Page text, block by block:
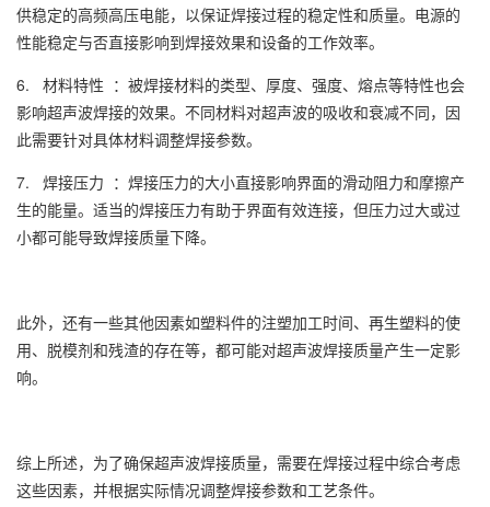
供稳定的高频高压电能，以保证焊接过程的稳定性和质量。电源的
性能稳定与否直接影响到焊接效果和设备的工作效率。
6. 材料特性 ：被焊接材料的类型、厚度、强度、熔点等特性也会
影响超声波焊接的效果。不同材料对超声波的吸收和衰减不同，因
此需要针对具体材料调整焊接参数。
7. 焊接压力 ：焊接压力的大小直接影响界面的滑动阻力和摩擦产
生的能量。适当的焊接压力有助于界面有效连接，但压力过大或过
小都可能导致焊接质量下降。
此外，还有一些其他因素如塑料件的注塑加工时间、再生塑料的使
用、脱模剂和残渣的存在等，都可能对超声波焊接质量产生一定影
响。
综上所述，为了确保超声波焊接质量，需要在焊接过程中综合考虑
这些因素，并根据实际情况调整焊接参数和工艺条件。